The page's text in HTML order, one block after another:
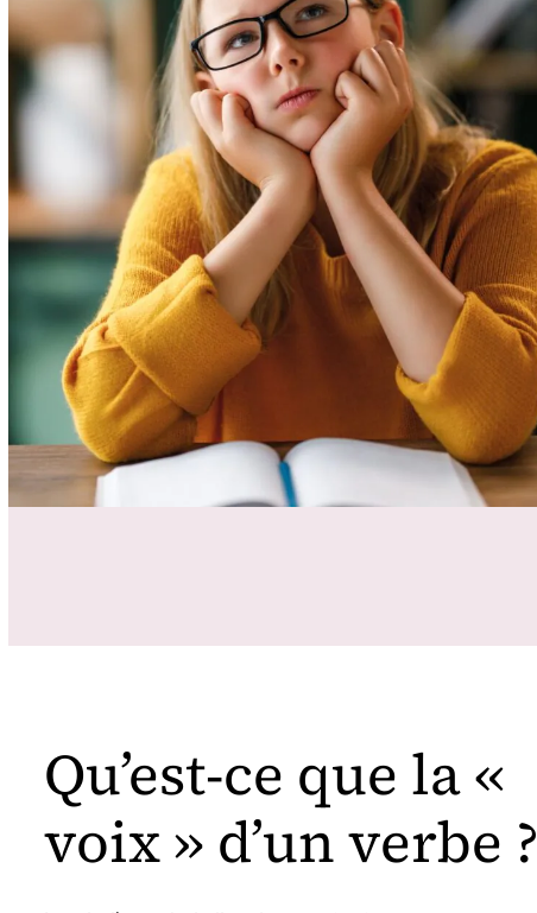
Qu’est-ce que la «
voix » d’un verbe ?